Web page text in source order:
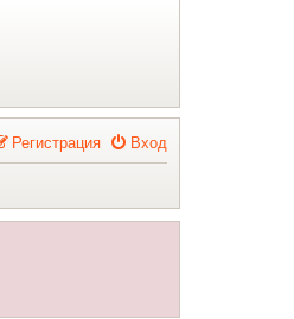
Вход
Регистрация